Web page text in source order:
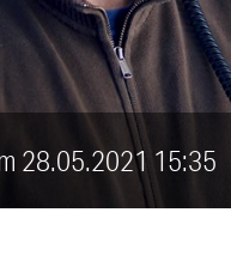
28.05.2021 15:35